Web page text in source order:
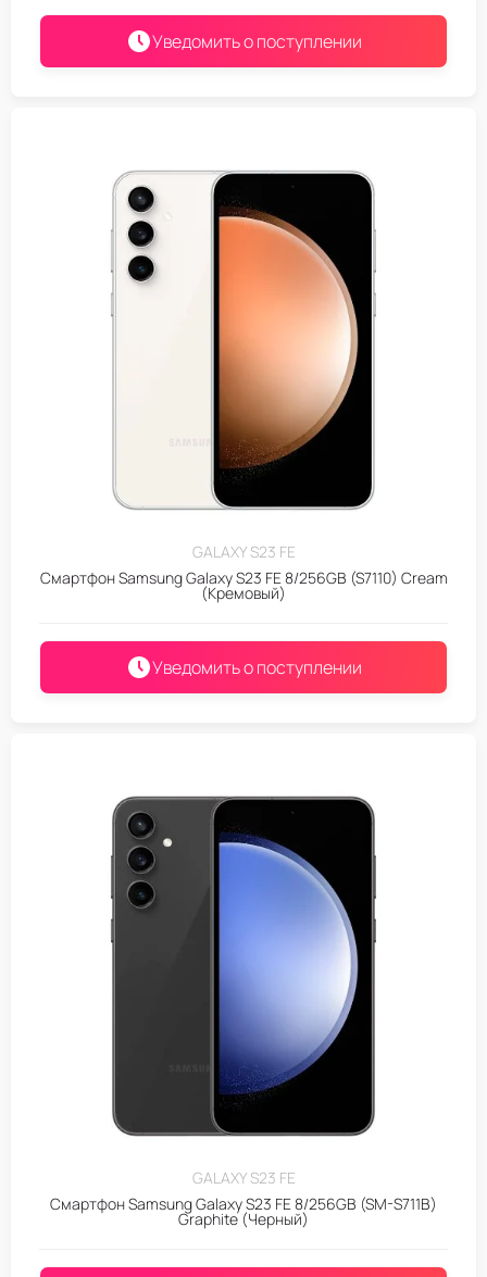
Уведомить о поступлении
GALAXY S23 FE
Смартфон Samsung Galaxy S23 FE 8/256GB (S7110) Cream
(Кремовый)
Уведомить о поступлении
GALAXY S23 FE
Смартфон Samsung Galaxy S23 FE 8/256GB (SM-S711B)
Graphite (Черный)